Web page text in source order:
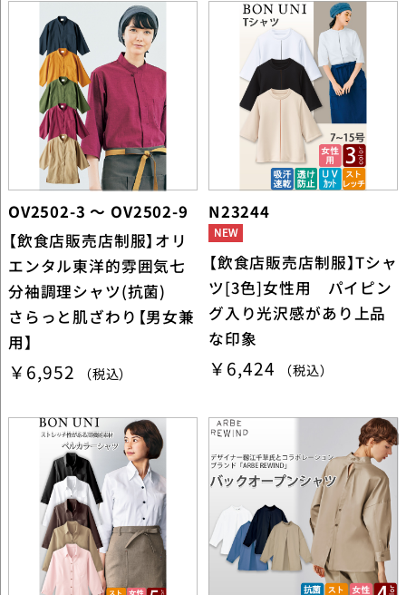
OV2502-3 ～ OV2502-9
【飲食店販売店制服】オリ
エンタル東洋的雰囲気七
分袖調理シャツ(抗菌)
さらっと肌ざわり【男女兼
用】
￥6,952 （税込）
N23244
【飲食店販売店制服】Tシャ
ツ[3色]女性用 パイピン
グ入り光沢感があり上品
な印象
￥6,424 （税込）